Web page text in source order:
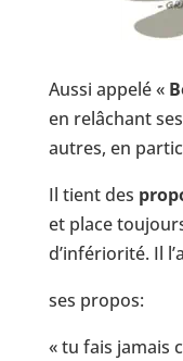
Aussi appelé «
en relâchant ses
autres, en
Il tient des
et place
d’infériorité. Il
ses propos:
« tu fais jamais